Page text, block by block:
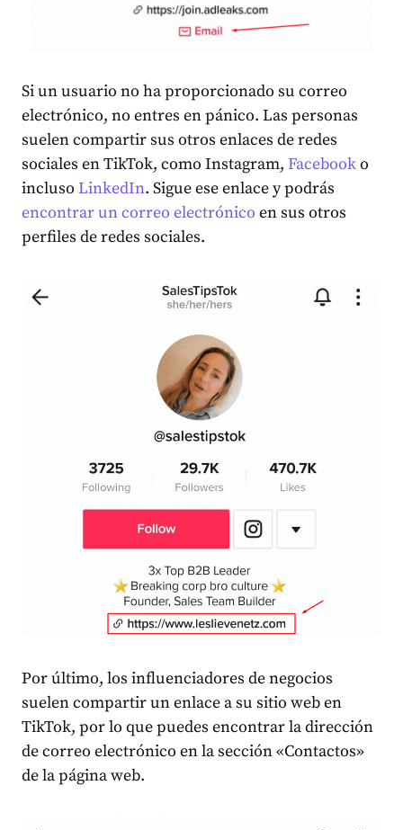
Si un usuario no ha proporcionado su correo
electrónico, no entres en pánico. Las personas
suelen compartir sus otros enlaces de redes
sociales en TikTok, como Instagram, Facebooko
incluso LinkedIn. Sigue ese enlace y podrás
encontrar un correo electrónico en sus otros
perfiles de redes sociales.
Por último, los influenciadores de negocios
suelen compartir un enlace a su sitio web en
TikTok, por lo que puedes encontrar la dirección
de correo electrónico en la sección «Contactos»
de la página web.